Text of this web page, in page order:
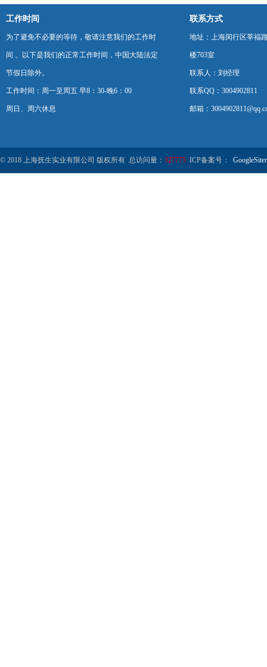
工作时间
为了避免不必要的等待，敬请注意我们的工作时
间 。以下是我们的正常工作时间，中国大陆法定
节假日除外。
工作时间：周一至周五 早8：30-晚6：00
周日、周六休息
联系方式
地址：上海闵行区莘福
楼703室
联系人：刘经理
联系QQ：3004902811
邮箱：
© 2018 上海抚生实业有限公司 版权所有 总访问量： 327775 ICP备案号：